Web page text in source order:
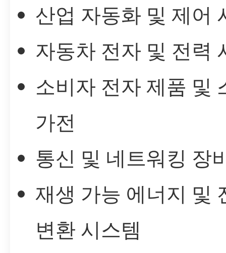
산업 자동화 및 제어
자동차 전자 및 전력
소비자 전자 제품 및
가전
통신 및 네트워킹 장
재생 가능 에너지 및
변환 시스템